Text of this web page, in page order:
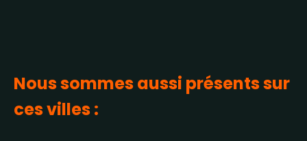
Nous sommes aussi présents sur
ces villes :